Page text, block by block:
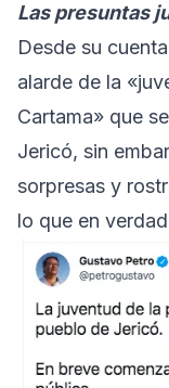
Las presuntas
Desde su
alarde de la
Cartama» que
Jericó, sin
sorpresas y
lo que en